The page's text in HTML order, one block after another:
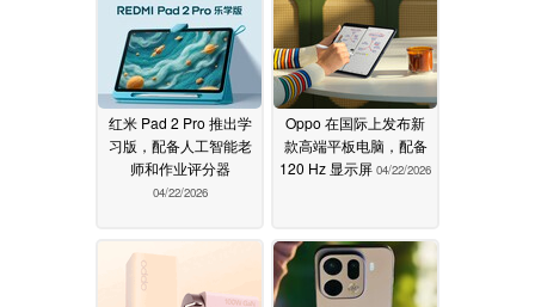
红米 Pad 2 Pro 推出学
习版，配备人工智能老
师和作业评分器
04/22/2026
Oppo 在国际上发布新
款高端平板电脑，配备
120 Hz 显示屏 04/22/2026